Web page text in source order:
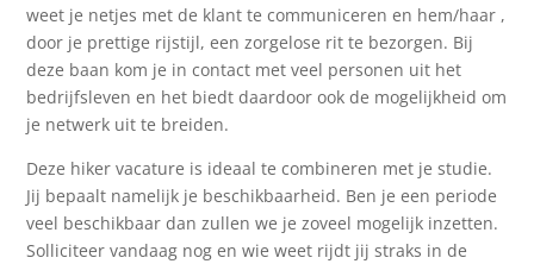
weet je netjes met de klant te communiceren en hem/haar ,
door je prettige rijstijl, een zorgelose rit te bezorgen. Bij
deze baan kom je in contact met veel personen uit het
bedrijfsleven en het biedt daardoor ook de mogelijkheid om
je netwerk uit te breiden.
Deze hiker vacature is ideaal te combineren met je studie.
Jij bepaalt namelijk je beschikbaarheid. Ben je een periode
veel beschikbaar dan zullen we je zoveel mogelijk inzetten.
Solliciteer vandaag nog en wie weet rijdt jij straks in de